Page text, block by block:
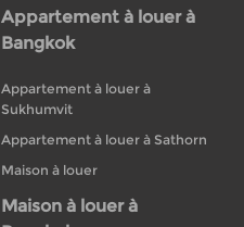
Appartement à louer à
Bangkok
Appartement à louer à
Sukhumvit
Appartement à louer à Sathorn
Maison à louer
Maison à louer à